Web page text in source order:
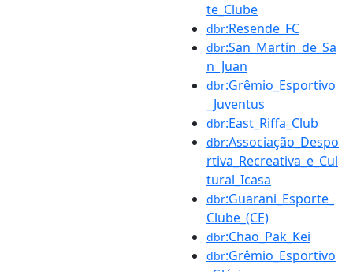
te_Clube
dbr:Resende_FC
dbr:San_Martín_de_Sa
n_Juan
dbr:Grêmio_Esportivo
_Juventus
dbr:East_Riffa_Club
dbr:Associação_Despo
rtiva_Recreativa_e_Cul
tural_Icasa
dbr:Guarani_Esporte_
Clube_(CE)
dbr:Chao_Pak_Kei
dbr:Grêmio_Esportivo